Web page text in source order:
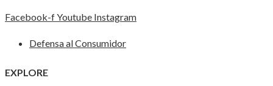
Facebook-fYoutube Instagram
Defensa al Consumidor
EXPLORE